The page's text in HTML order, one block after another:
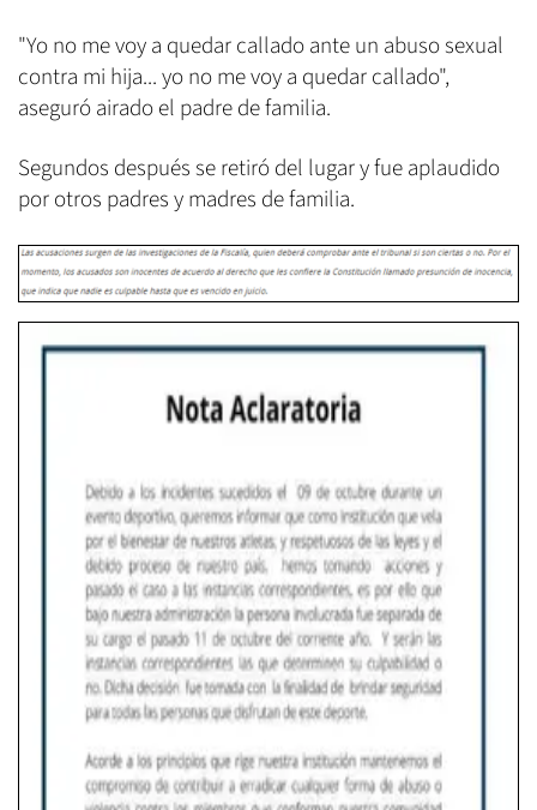
"Yo no me voy a quedar callado ante un abuso sexual
contra mi hija... yo no me voy a quedar callado",
aseguró airado el padre de familia.
Segundos después se retiró del lugar y fue aplaudido
por otros padres y madres de familia.